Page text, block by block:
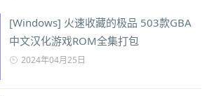
[Windows] 火速收藏的极品 503款GBA
中文汉化游戏ROM全集打包
2024年04月25日